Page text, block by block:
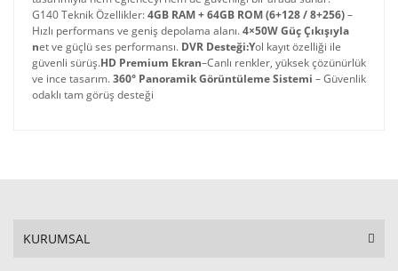
G140 Teknik Özellikler:4GB RAM + 64GB ROM (6+128 / 8+256)–
Hızlı performans ve geniş depolama alanı.4×50W Güç Çıkışıyla
net ve güçlü ses performansı. DVR Desteği:Yol kayıt özelliği ile
güvenli sürüş.HD Premium Ekran–Canlı renkler, yüksek çözünürlük
ve ince tasarım.360° Panoramik Görüntüleme Sistemi – Güvenlik
odaklı tam görüş desteği
KURUMSAL